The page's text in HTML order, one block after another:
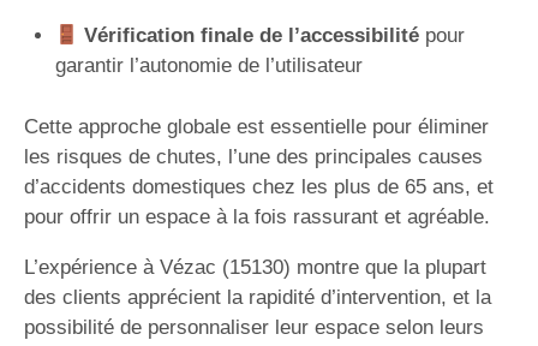
Vérification finale de l’accessibilitépour
garantir l’autonomie de l’utilisateur
Cette approche globale est essentielle pour éliminer
les risques de chutes, l’une des principales causes
d’accidents domestiques chez les plus de 65 ans, et
pour offrir un espace à la fois rassurant et agréable.
L’expérience à Vézac (15130) montre que la plupart
des clients apprécient la rapidité d’intervention, et la
possibilité de personnaliser leur espace selon leurs